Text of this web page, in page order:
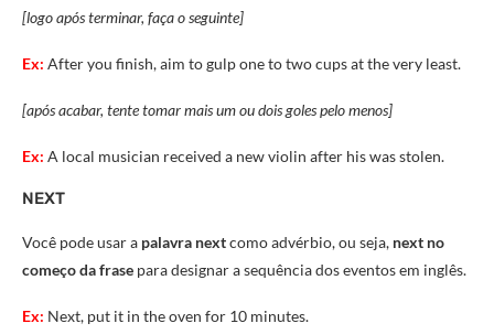
[logo após terminar, faça o seguinte]
Ex: After you finish, aim to gulp one to two cups at the very least.
[após acabar, tente tomar mais um ou dois goles pelo menos]
Ex: A local musician received a new violin after his was stolen.
NEXT
Você pode usar a palavra nextcomo advérbio, ou seja, next no
começo da frase para designar a sequência dos eventos em inglês.
Ex: Next, put it in the oven for 10 minutes.